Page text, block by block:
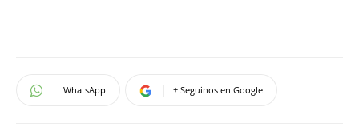
WhatsApp + Seguinos en Google